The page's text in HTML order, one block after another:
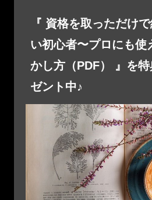
『 資格を取っただけ
い初心者〜プロにも使
かし方（PDF） 』を
ゼント中♪